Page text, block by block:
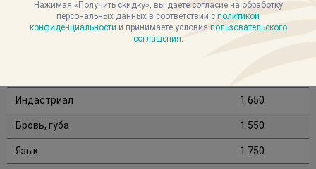
Наименование услуги Цена, руб.
Индастриал 1 650
Бровь, губа 1 550
Язык 1 750
Нажимая «Получить скидку», вы даете согласие на обработку
персональных данных в соответствии с политикой
конфиденциальности и принимаете условия пользовательского
соглашения.